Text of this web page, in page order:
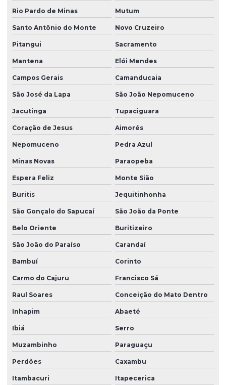
Rio Pardo de Minas Mutum
Santo Antônio do Monte Novo Cruzeiro
Pitangui Sacramento
Mantena Elói Mendes
Campos Gerais Camanducaia
São José da Lapa São João Nepomuceno
Jacutinga Tupaciguara
Coração de Jesus Aimorés
Nepomuceno Pedra Azul
Minas Novas Paraopeba
Espera Feliz Monte Sião
Buritis Jequitinhonha
São Gonçalo do Sapucaí São João da Ponte
Belo Oriente Buritizeiro
São João do Paraíso Carandaí
Bambuí Corinto
Carmo do Cajuru Francisco Sá
Raul Soares Conceição do Mato Dentro
Inhapim Abaeté
Ibiá Serro
Muzambinho Paraguaçu
Perdões Caxambu
Itambacuri Itapecerica